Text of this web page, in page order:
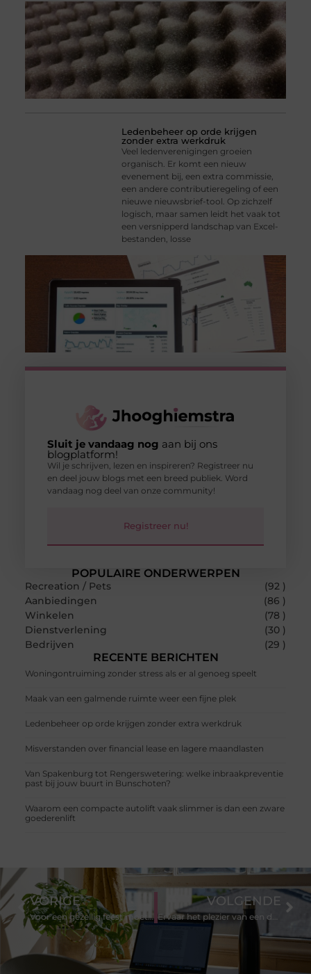
Ledenbeheer op orde krijgen
zonder extra werkdruk
Veel ledenverenigingen groeien
organisch. Er komt een nieuw
evenement bij, een extra commissie,
een andere contributieregeling of een
nieuwe nieuwsbrief-tool. Op zichzelf
logisch, maar samen leidt het vaak tot
een versnipperd landschap van Excel-
bestanden, losse
POPULAIRE ONDERWERPEN
Recreation / Pets
(92 )
Aanbiedingen
(86 )
Winkelen
(78 )
Dienstverlening
(30 )
Bedrijven
(29 )
RECENTE BERICHTEN
Woningontruiming zonder stress als er al genoeg speelt
Maak van een galmende ruimte weer een fijne plek
Ledenbeheer op orde krijgen zonder extra werkdruk
Misverstanden over financial lease en lagere maandlasten
Van Spakenburg tot Rengerswetering: welke inbraakpreventie
past bij jouw buurt in Bunschoten?
Waarom een compacte autolift vaak slimmer is dan een zware
goederenlift
Sluit je vandaag nog aan bij ons
blogplatform!
Wil je schrijven, lezen en inspireren? Registreer nu
en deel jouw blogs met een breed publiek. Word
vandaag nog deel van onze community!
Registreer nu!
VORIGE
Voor een gezellig feest moet u de beste band boeken
VOLGENDE